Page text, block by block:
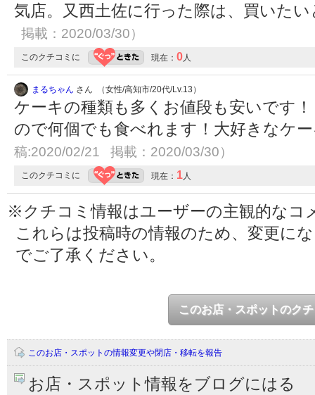
気店。又西土佐に行った際は、買いた
掲載：2020/03/30）
このクチコミに 現在： 0 人
まるちゃん さん （女性/高知市/20代/Lv.13）
ケーキの種類も多くお値段も安いです
ので何個でも食べれます！大好きなケ
稿:2020/02/21 掲載：2020/03/30）
このクチコミに 現在： 1 人
※クチコミ情報はユーザーの主観的なコ
これらは投稿時の情報のため、変更に
でご了承ください。
このお店・スポットのク
このお店・スポットの情報変更や閉店・移転を報告
お店・スポット情報をブログにはる